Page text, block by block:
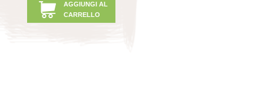
AGGIUNGI AL
CARRELLO